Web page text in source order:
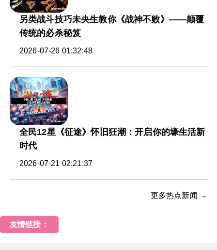
另类战斗技巧未央生教你《战神不败》——颠覆
传统的必杀秘笈
2026-07-26 01:32:48
全民12星《征途》怀旧狂潮：开启你的壕生活新
时代
2026-07-21 02:21:37
更多热点新闻 →
友情链接：